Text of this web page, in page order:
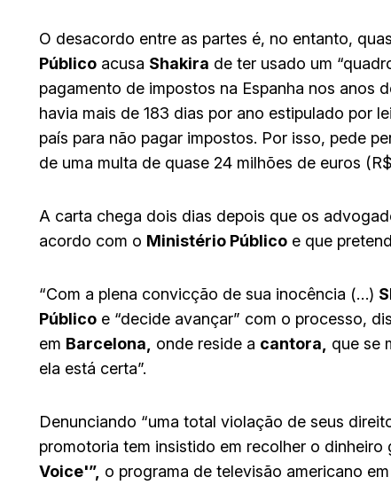
O desacordo entre as partes é, no entanto,
Público acusa Shakira de ter usado um
pagamento de impostos na Espanha nos anos
havia mais de 183 dias por ano estipulado por
país para não pagar impostos. Por isso, pede
de uma multa de quase 24 milhões de euros
A carta chega dois dias depois que os
acordo com o Ministério Público e que
“Com a plena convicção de sua inocência (…)
Público e “decide avançar” com o processo,
em Barcelona, ​​​​​onde ​reside a cantora,
que se
ela está certa”.
Denunciando “uma total violação de seus
promotoria tem insistido em recolher o
Voice'”, o programa de televisão americano